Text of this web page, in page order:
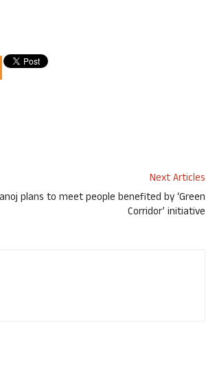
Next Articles
plans to meet people benefited by ‘Green
Corridor’ initiative